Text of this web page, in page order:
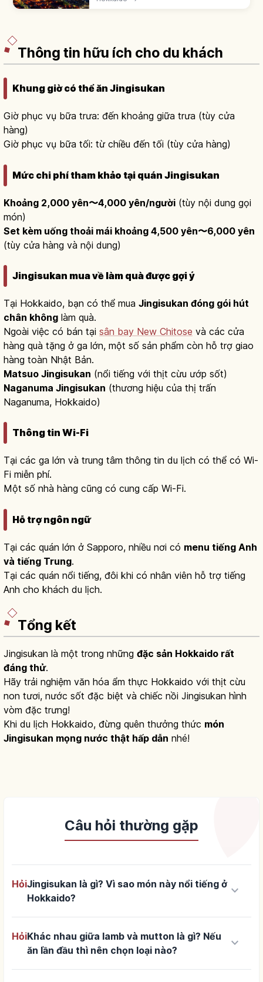
Thông tin hữu ích cho du khách
Khung giờ có thể ăn Jingisukan
Giờ phục vụ bữa trưa: đến khoảng giữa trưa (tùy cửa
hàng)
Giờ phục vụ bữa tối: từ chiều đến tối (tùy cửa hàng)
Mức chi phí tham khảo tại quán Jingisukan
Khoảng 2,000 yên〜4,000 yên/người (tùy nội dung gọi
món)
Set kèm uống thoải mái khoảng 4,500 yên〜6,000 yên
(tùy cửa hàng và nội dung)
Jingisukan mua về làm quà được gợi ý
Tại Hokkaido, bạn có thể mua Jingisukan đóng gói hút
chân không làm quà.
Ngoài việc có bán tại sân bay New Chitose và các cửa
hàng quà tặng ở ga lớn, một số sản phẩm còn hỗ trợ giao
hàng toàn Nhật Bản.
Matsuo Jingisukan (nổi tiếng với thịt cừu ướp sốt)
Naganuma Jingisukan (thương hiệu của thị trấn
Naganuma, Hokkaido)
Thông tin Wi-Fi
Tại các ga lớn và trung tâm thông tin du lịch có thể có Wi-
Fi miễn phí.
Một số nhà hàng cũng có cung cấp Wi-Fi.
Hỗ trợ ngôn ngữ
Tại các quán lớn ở Sapporo, nhiều nơi có menu tiếng Anh
và tiếng Trung.
Tại các quán nổi tiếng, đôi khi có nhân viên hỗ trợ tiếng
Anh cho khách du lịch.
Tổng kết
Jingisukan là một trong những đặc sản Hokkaido rất
đáng thử.
Hãy trải nghiệm văn hóa ẩm thực Hokkaido với thịt cừu
non tươi, nước sốt đặc biệt và chiếc nồi Jingisukan hình
vòm đặc trưng!
Khi du lịch Hokkaido, đừng quên thưởng thức món
Jingisukan mọng nước thật hấp dẫn nhé!
Câu hỏi thường gặp
HỏiJingisukan là gì? Vì sao món này nổi tiếng ở
Hokkaido?
keyboard_arrow_down
HỏiKhác nhau giữa lamb và mutton là gì? Nếu
ăn lần đầu thì nên chọn loại nào?
keyboard_arrow_down